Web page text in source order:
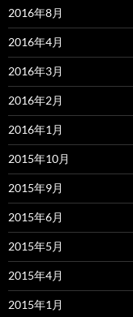
2016年8月
2016年4月
2016年3月
2016年2月
2016年1月
2015年10月
2015年9月
2015年6月
2015年5月
2015年4月
2015年1月